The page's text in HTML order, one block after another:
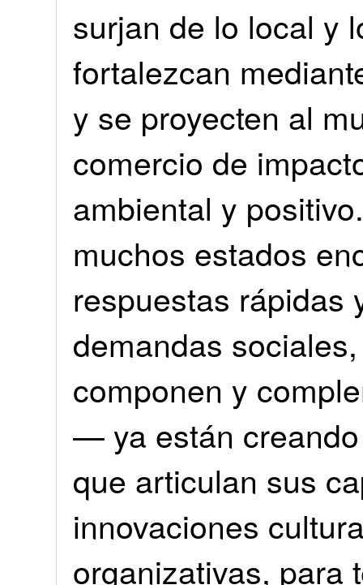
surjan de lo local y
fortalezcan
y se proyecten al
comercio de
ambiental y
muchos estados
respuestas rápidas
demandas
componen y
— ya están
que articulan sus
innovaciones
organizativas, para